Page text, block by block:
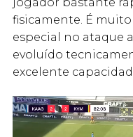
fisicamente. É
especial no ataque
evoluído
excelente